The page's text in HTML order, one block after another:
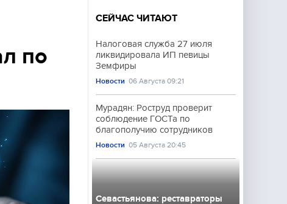
по
СЕЙЧАС ЧИТАЮТ
Налоговая служба 27 июля
ликвидировала ИП певицы
Земфиры
Новости 06 Августа 09:21
Мурадян: Роструд проверит
соблюдение ГОСТа по
благополучию сотрудников
Новости 05 Августа 20:45
Севастьянова: реставраторы